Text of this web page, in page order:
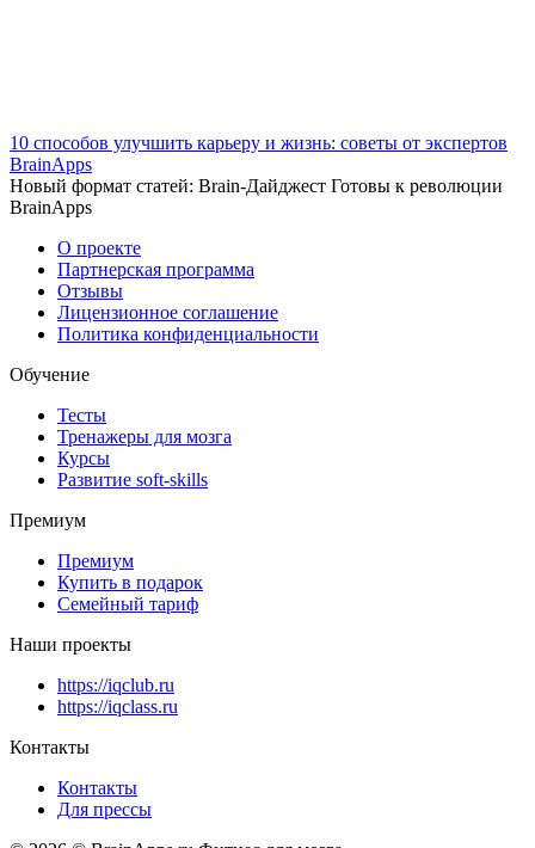
10 способов улучшить карьеру и жизнь: советы от экспертов
BrainApps
Новый формат статей: Brain-Дайджест Готовы к революции
BrainApps
О проекте
Партнерская программа
Отзывы
Лицензионное соглашение
Политика конфиденциальности
Обучение
Тесты
Тренажеры для мозга
Курсы
Развитие soft-skills
Премиум
Премиум
Купить в подарок
Семейный тариф
Наши проекты
https://iqclub.ru
https://iqclass.ru
Контакты
Контакты
Для прессы